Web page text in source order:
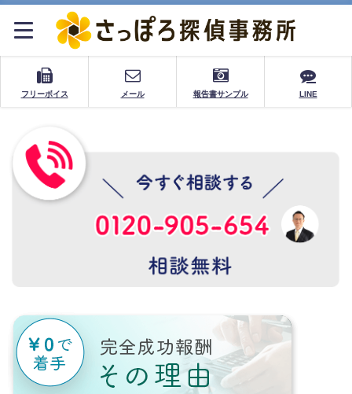
フリーボイス メール 報告書サンプル LINE